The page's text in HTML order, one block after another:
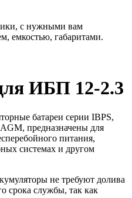
с нужными вам
емкостью, габаритами.
ИБП 12-2.3
батареи серии IBPS,
предназначены для
питания,
системах и другом
не требуют долива
срока службы, так как